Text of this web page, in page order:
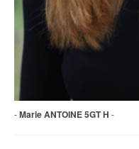
-Marie ANTOINE 5GT H -